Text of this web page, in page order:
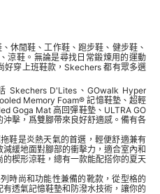
休閒鞋、工作鞋、跑步鞋、健步鞋、
涼鞋。無論是尋找日常鍛煉用的運動
好穿上班鞋款，Skechers 都有眾多選
Skechers D'Lites、GOwalk Hyper
Memory Foam® 記憶鞋墊、超輕
Goga Mat 高回彈鞋墊、ULTRA GO
擊，爲雙腳帶來良好舒適感。備有各
鞋是炎熱天氣的首選，輕便舒適兼有
緩地面對腳部的衝擊力，適合室內和
楔形涼鞋，總有一款能配搭你的夏天
時尚和功能性兼備的靴款，從型格的
透氣記憶鞋墊和防潑水技術，讓你的